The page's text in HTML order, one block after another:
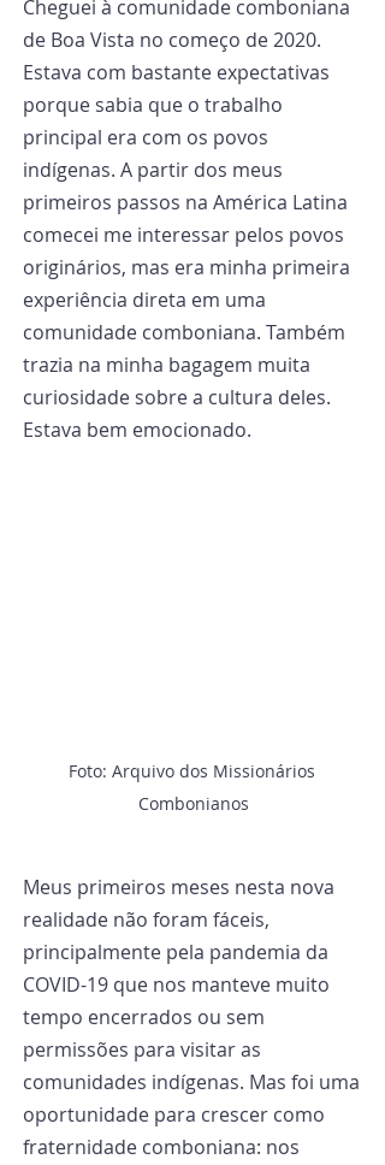
Cheguei à comunidade comboniana
de Boa Vista no começo de 2020.
Estava com bastante expectativas
porque sabia que o trabalho
principal era com os povos
indígenas. A partir dos meus
primeiros passos na América Latina
comecei me interessar pelos povos
originários, mas era minha primeira
experiência direta em uma
comunidade comboniana. Também
trazia na minha bagagem muita
curiosidade sobre a cultura deles.
Estava bem emocionado.
Foto: Arquivo dos Missionários
Combonianos
Meus primeiros meses nesta nova
realidade não foram fáceis,
principalmente pela pandemia da
COVID-19 que nos manteve muito
tempo encerrados ou sem
permissões para visitar as
comunidades indígenas. Mas foi uma
oportunidade para crescer como
fraternidade comboniana: nos